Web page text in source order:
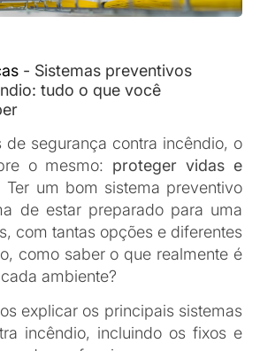
que ajudam a evitar
em muitos lugares e, mais do
para proteger quem está
minimizar os danos em uma
sistemas se dividem em dois
sistemas ativos e sistemas
a diferença: sistemas de
e passiva
tem um papel diferente no
Veja a diferença: